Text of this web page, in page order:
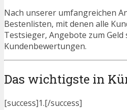
Nach unserer umfangreichen
Bestenlisten, mit denen alle
Testsieger, Angebote zum
Kundenbewertungen.
Das wichtigste in
[success]1.[/success]